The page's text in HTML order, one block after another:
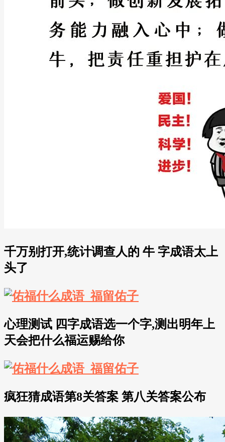
千万别打开,统计调查人的 牛 字成语太上
头了
心理测试 四字成语选一个字,测出明年上
天会把什么福运赐给你
疯狂猜成语第8关答案 第八关答案公布